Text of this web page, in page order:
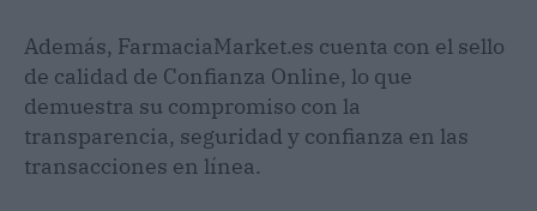
Además, FarmaciaMarket.es cuenta con el sello
de calidad de Confianza Online, lo que
demuestra su compromiso con la
transparencia, seguridad y confianza en las
transacciones en línea.